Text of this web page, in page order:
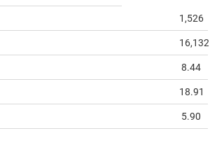
1,526
16,132
8.44
18.91
5.90